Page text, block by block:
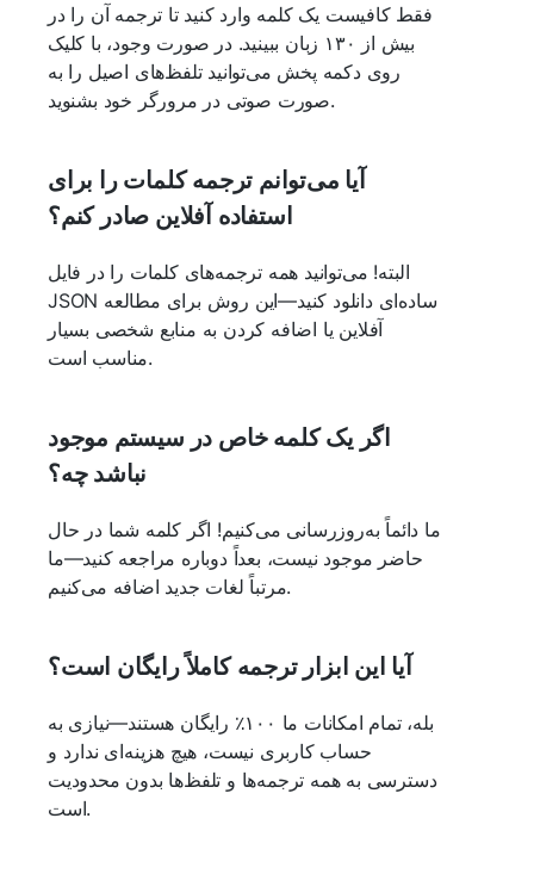
فقط کافیست یک کلمه وارد کنید تا ترجمه آن را در
بیش از ۱۳۰ زبان ببینید. در صورت وجود، با کلیک
روی دکمه پخش می‌توانید تلفظ‌های اصیل را به
صورت صوتی در مرورگر خود بشنوید.
آیا می‌توانم ترجمه کلمات را برای
استفاده آفلاین صادر کنم؟
البته! می‌توانید همه ترجمه‌های کلمات را در فایل
JSON ساده‌ای دانلود کنید—این روش برای مطالعه
آفلاین یا اضافه کردن به منابع شخصی بسیار
مناسب است.
اگر یک کلمه خاص در سیستم موجود
نباشد چه؟
ما دائماً به‌روزرسانی می‌کنیم! اگر کلمه شما در حال
حاضر موجود نیست، بعداً دوباره مراجعه کنید—ما
مرتباً لغات جدید اضافه می‌کنیم.
آیا این ابزار ترجمه کاملاً رایگان است؟
بله، تمام امکانات ما ۱۰۰٪ رایگان هستند—نیازی به
حساب کاربری نیست، هیچ هزینه‌ای ندارد و
دسترسی به همه ترجمه‌ها و تلفظ‌ها بدون محدودیت
است.